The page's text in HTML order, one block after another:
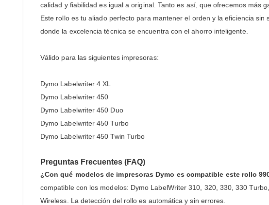
calidad y fiabilidad es igual a original. Tanto es así, que ofrecemos más
Este rollo es tu aliado perfecto para mantener el orden y la eficiencia
donde la excelencia técnica se encuentra con el ahorro inteligente.
Válido para las siguientes impresoras:
Dymo Labelwriter 4 XL
Dymo Labelwriter 450
Dymo Labelwriter 450 Duo
Dymo Labelwriter 450 Turbo
Dymo Labelwriter 450 Twin Turbo
Preguntas Frecuentes (FAQ)
¿Con qué modelos de impresoras Dymo es compatible este rollo
compatible con los modelos: Dymo LabelWriter 310, 320, 330, 330
Wireless. La detección del rollo es automática y sin errores.